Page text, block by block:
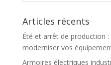
Articles récents
Été et arrêt de production
moderniser vos
Armoires électriques